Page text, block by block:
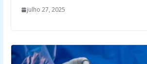
julho 27, 2025